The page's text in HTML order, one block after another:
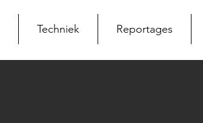
Techniek Reportages